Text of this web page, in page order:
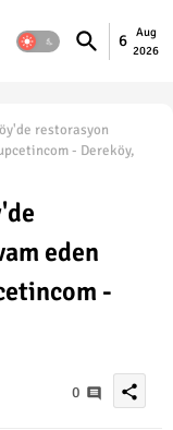
6
Aug
2026
restorasyon
- Dereköy,
eden
-
0 share